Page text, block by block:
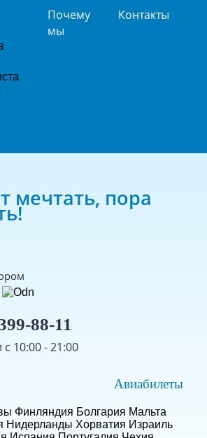
Почему
мы
Контакты
мечтать, пора
88-11
10:00 - 21:00
Авиабилеты
Финляндия Болгария Мальта
Нидерланды Хорватия Израиль